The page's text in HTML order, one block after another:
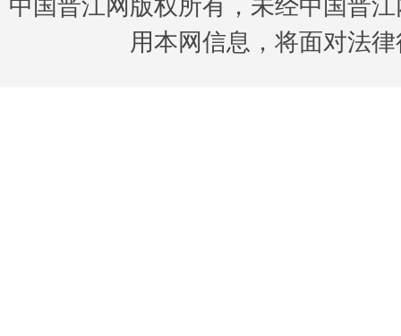
中国晋江网版权所有，未经中国晋
用本网信息，将面对法